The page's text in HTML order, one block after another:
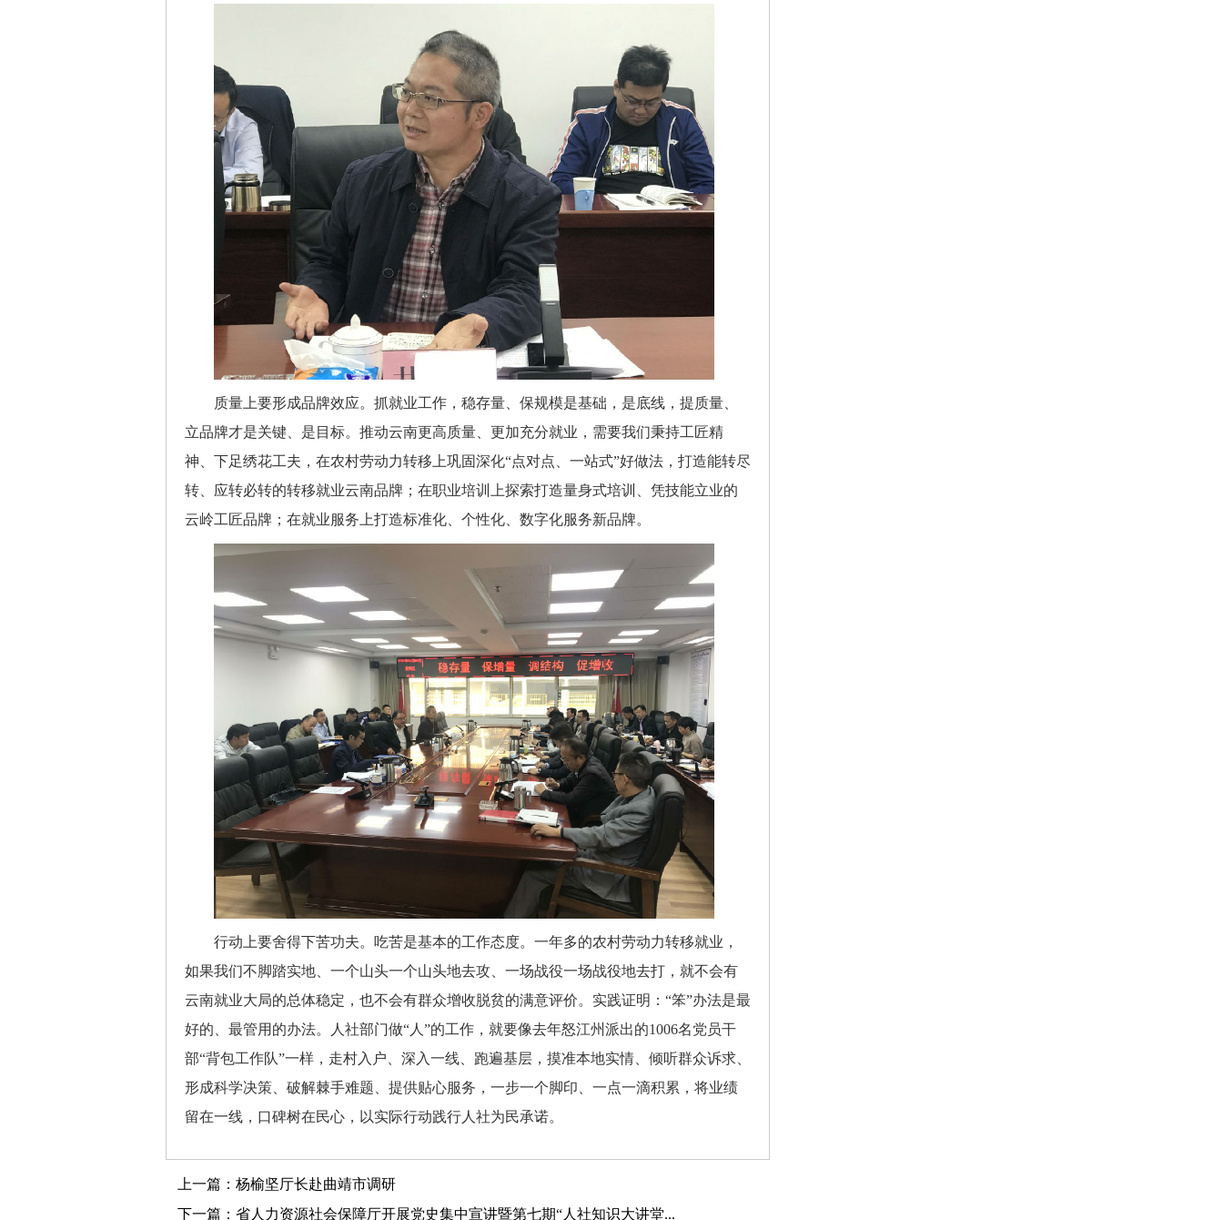
质量上要形成品牌效应。抓就业工作，稳存量、保规模是基础，是底线，提质量、
立品牌才是关键、是目标。推动云南更高质量、更加充分就业，需要我们秉持工匠精
神、下足绣花工夫，在农村劳动力转移上巩固深化“点对点、一站式”好做法，打造能转尽
转、应转必转的转移就业云南品牌；在职业培训上探索打造量身式培训、凭技能立业的
云岭工匠品牌；在就业服务上打造标准化、个性化、数字化服务新品牌。
行动上要舍得下苦功夫。吃苦是基本的工作态度。一年多的农村劳动力转移就业，
如果我们不脚踏实地、一个山头一个山头地去攻、一场战役一场战役地去打，就不会有
云南就业大局的总体稳定，也不会有群众增收脱贫的满意评价。实践证明：“笨”办法是最
好的、最管用的办法。人社部门做“人”的工作，就要像去年怒江州派出的1006名党员干
部“背包工作队”一样，走村入户、深入一线、跑遍基层，摸准本地实情、倾听群众诉求、
形成科学决策、破解棘手难题、提供贴心服务，一步一个脚印、一点一滴积累，将业绩
留在一线，口碑树在民心，以实际行动践行人社为民承诺。
上一篇：杨榆坚厅长赴曲靖市调研
下一篇：省人力资源社会保障厅开展党史集中宣讲暨第七期“人社知识大讲堂...